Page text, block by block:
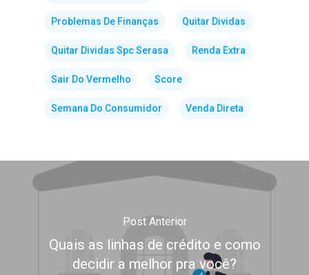
Problemas De Finanças Quitar Dividas
Quitar Dividas Spc Serasa Renda Extra
Sair Do Vermelho Score
Semana Do Consumidor Venda Direta
Post Anterior
Quais as linhas de crédito e como
decidir a melhor pra você?